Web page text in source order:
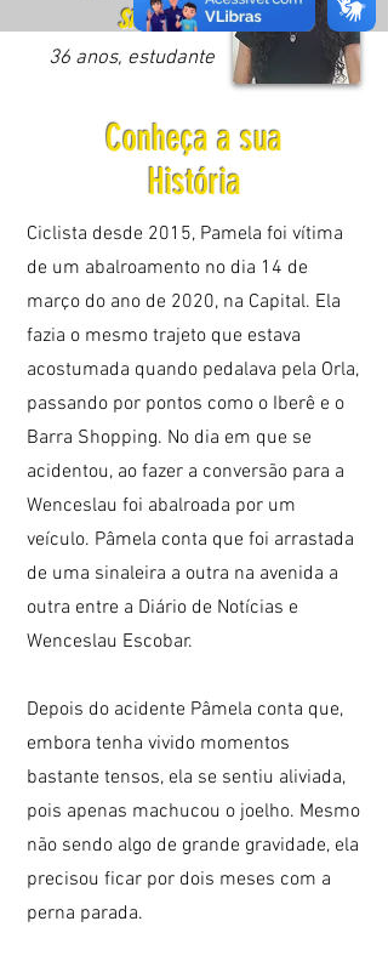
Silva Santos
36 anos, estudante
Conheça a sua
História
Ciclista desde 2015, Pamela foi vítima
de um abalroamento no dia 14 de
março do ano de 2020, na Capital. Ela
fazia o mesmo trajeto que estava
acostumada quando pedalava pela Orla,
passando por pontos como o Iberê e o
Barra Shopping. No dia em que se
acidentou, ao fazer a conversão para a
Wenceslau foi abalroada por um
veículo. Pâmela conta que foi arrastada
de uma sinaleira a outra na avenida a
outra entre a Diário de Notícias e
Wenceslau Escobar.
Depois do acidente Pâmela conta que,
embora tenha vivido momentos
bastante tensos, ela se sentiu aliviada,
pois apenas machucou o joelho. Mesmo
não sendo algo de grande gravidade, ela
precisou ficar por dois meses com a
perna parada.